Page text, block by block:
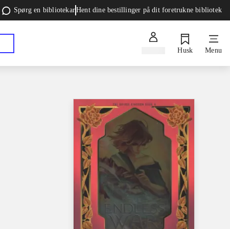
Spørg en bibliotekarHent dine bestillinger på dit foretrukne bibliotek
Husk Menu